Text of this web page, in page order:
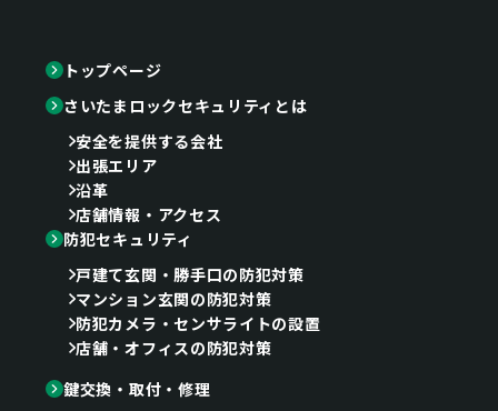
トップページ
さいたまロックセキュリティとは
安全を提供する会社
出張エリア
沿革
店舗情報・アクセス
防犯セキュリティ
戸建て玄関・勝手口の防犯対策
マンション玄関の防犯対策
防犯カメラ・センサライトの設置
店舗・オフィスの防犯対策
鍵交換・取付・修理